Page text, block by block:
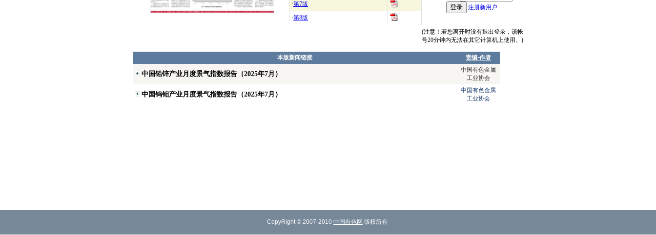
·第7版
·第8版
注册新用户
(注意！若您离开时没有退出登录，该帐
号20分钟内无法在其它计算机上使用。)
本版新闻链接 责编·作者
中国铅锌产业月度景气指数报告（2025年7月）
中国有色金属
工业协会
中国钨钼产业月度景气指数报告（2025年7月）
中国有色金属
工业协会
CopyRight © 2007-2010 中国有色网 版权所有